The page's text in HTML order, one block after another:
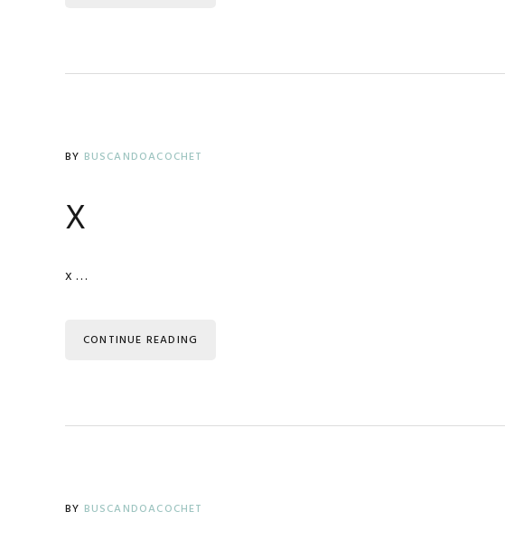
BY BUSCANDOACOCHET
x
x …
CONTINUE READING
BY BUSCANDOACOCHET